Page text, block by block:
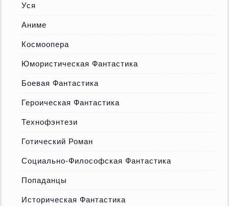
Уся
Аниме
Космоопера
Юмористическая Фантастика
Боевая Фантастика
Героическая Фантастика
Технофэнтези
Готический Роман
Социально-Философская Фантастика
Попаданцы
Историческая Фантастика